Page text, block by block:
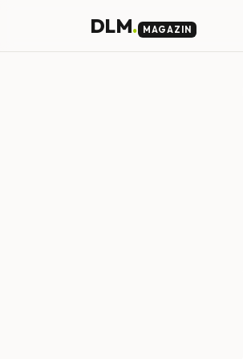
DLM. MAGAZIN